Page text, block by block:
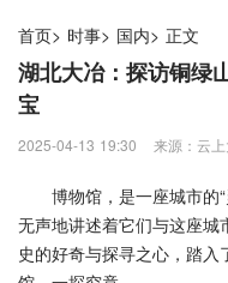
首页> 时事> 国内> 正文
湖北大冶：探访铜绿
宝
2025-04-13 19:30 来源：云
博物馆，是一座城市的
无声地讲述着它们与这座
史的好奇与探寻之心，踏